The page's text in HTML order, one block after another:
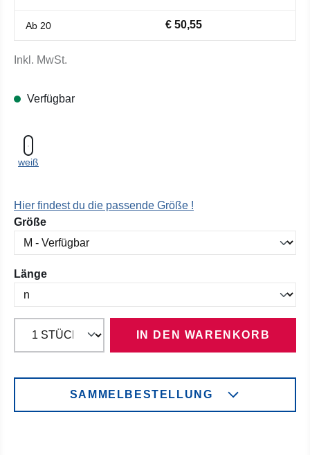
Ab 20 € 50,55
Inkl. MwSt.
Verfügbar
weiß
Hier findest du die passende Größe !
Größeauswählen
Längeauswählen
IN DEN WARENKORB
SAMMELBESTELLUNG